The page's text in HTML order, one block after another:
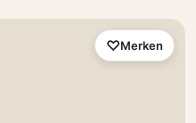
Merken